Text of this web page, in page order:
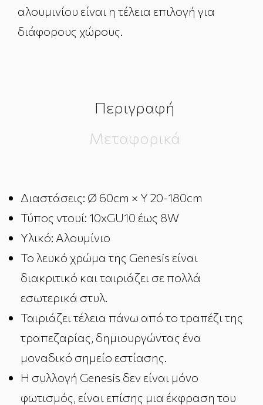
αλουμινίου είναι η τέλεια επιλογή για
διάφορους χώρους.
Περιγραφή
Μεταφορικά
Διαστάσεις: Ø 60cm × Υ 20-180cm
Τύπος ντουί: 10xGU10 έως 8W
Υλικό: Αλουμίνιο
Το λευκό χρώμα της Genesis είναι
διακριτικό και ταιριάζει σε πολλά
εσωτερικά στυλ.
Ταιριάζει τέλεια πάνω από το τραπέζι της
τραπεζαρίας, δημιουργώντας ένα
μοναδικό σημείο εστίασης.
Η συλλογή Genesis δεν είναι μόνο
φωτισμός, είναι επίσης μια έκφραση του